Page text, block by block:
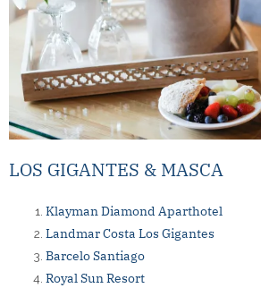
LOS GIGANTES & MASCA
Klayman Diamond Aparthotel
Landmar Costa Los Gigantes
Barcelo Santiago
Royal Sun Resort